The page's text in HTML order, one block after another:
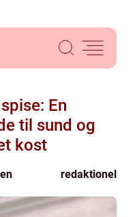
En
til sund og
kost
redaktionel